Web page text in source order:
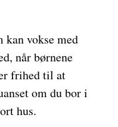
vokse med
når børnene
frihed til at
om du bor i
hus.